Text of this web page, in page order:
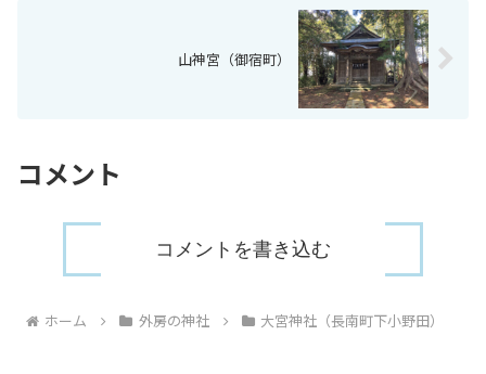
山神宮（御宿町）
コメント
コメントを書き込む
ホーム 外房の神社 大宮神社（長南町下小野田）